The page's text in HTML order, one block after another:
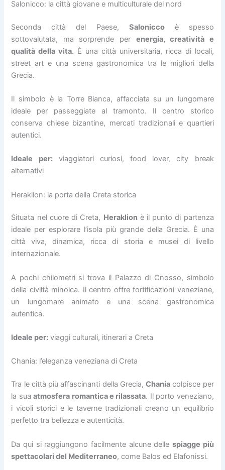
Salonicco: la città giovane e multiculturale del nord
Seconda città del Paese, Saloniccoè spesso
sottovalutata, ma sorprende per energia, creatività e
qualità della vita. È una città universitaria, ricca di locali,
street art e una scena gastronomica tra le migliori della
Grecia.
Il simbolo è la Torre Bianca, affacciata su un lungomare
ideale per passeggiate al tramonto. Il centro storico
conserva chiese bizantine, mercati tradizionali e quartieri
autentici.
Ideale per:viaggiatori curiosi, food lover, city break
alternativi
Heraklion: la porta della Creta storica
Situata nel cuore di Creta, Heraklionè il punto di partenza
ideale per esplorare l’isola più grande della Grecia. È una
città viva, dinamica, ricca di storia e musei di livello
internazionale.
A pochi chilometri si trova il Palazzo di Cnosso, simbolo
della civiltà minoica. Il centro offre fortificazioni veneziane,
un lungomare animato e una scena gastronomica
autentica.
Ideale per: viaggi culturali, itinerari a Creta
Chania: l’eleganza veneziana di Creta
Tra le città più affascinanti della Grecia,Chania colpisce per
la suaatmosfera romantica e rilassata. Il porto veneziano,
i vicoli storici e le taverne tradizionali creano un equilibrio
perfetto tra bellezza e autenticità.
Da qui si raggiungono facilmente alcune delle spiagge più
spettacolari del Mediterraneo, come Balos ed Elafonissi.